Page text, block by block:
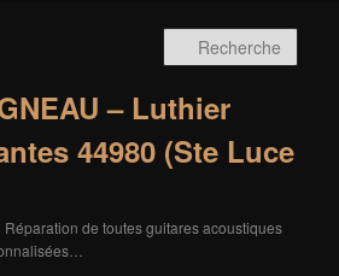
– Luthier
44980 (Ste Luce
de toutes guitares acoustiques